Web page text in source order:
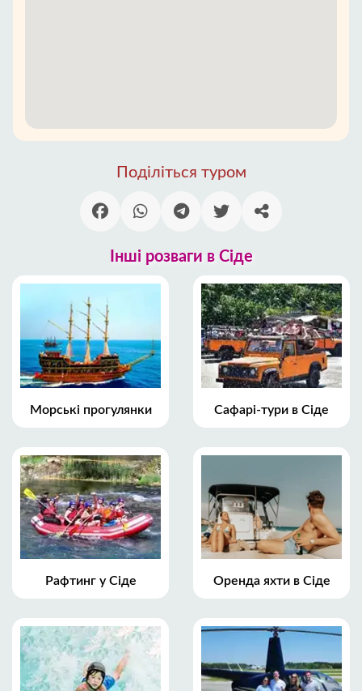
Поділіться туром
Інші розваги в Сіде
Морські прогулянки Сафарі-тури в Сіде
Рафтинг у Сіде Оренда яхти в Сіде